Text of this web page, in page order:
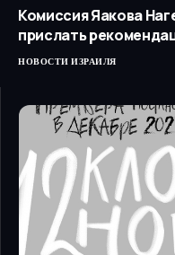
Комиссия Яакова
прислать
НОВОСТИ ИЗРАИЛЯ